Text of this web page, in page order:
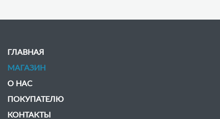
ГЛАВНАЯ
МАГАЗИН
О НАС
ПОКУПАТЕЛЮ
КОНТАКТЫ